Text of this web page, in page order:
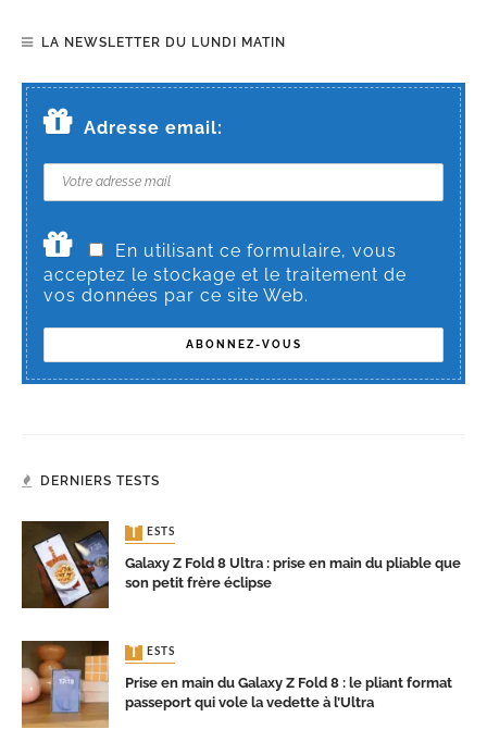
LA NEWSLETTER DU LUNDI MATIN
Adresse email:
En utilisant ce formulaire, vous
acceptez le stockage et le traitement de
vos données par ce site Web.
DERNIERS TESTS
TESTS
Galaxy Z Fold 8 Ultra : prise en main du pliable que
son petit frère éclipse
TESTS
Prise en main du Galaxy Z Fold 8 : le pliant format
passeport qui vole la vedette à l’Ultra